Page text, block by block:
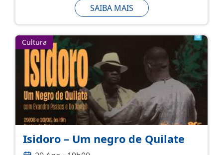
SAIBA MAIS
Cultura
Isidoro – Um negro de Quilate